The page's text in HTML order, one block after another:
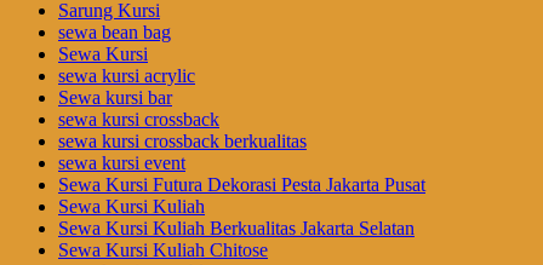
Sarung Kursi
sewa bean bag
Sewa Kursi
sewa kursi acrylic
Sewa kursi bar
sewa kursi crossback
sewa kursi crossback berkualitas
sewa kursi event
Sewa Kursi Futura Dekorasi Pesta Jakarta Pusat
Sewa Kursi Kuliah
Sewa Kursi Kuliah Berkualitas Jakarta Selatan
Sewa Kursi Kuliah Chitose